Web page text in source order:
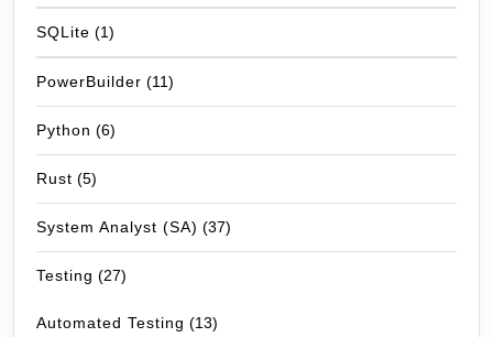
SQLite (1)
PowerBuilder (11)
Python (6)
Rust (5)
System Analyst (SA) (37)
Testing (27)
Automated Testing (13)